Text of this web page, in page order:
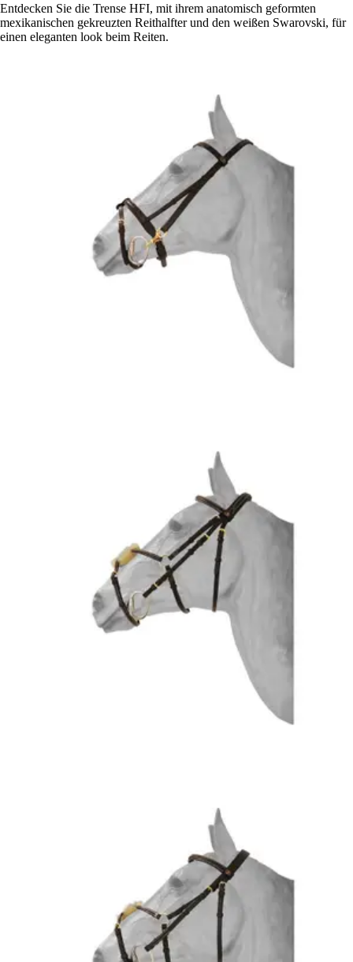
Entdecken Sie die Trense HFI, mit ihrem anatomisch geformten
mexikanischen gekreuzten Reithalfter und den weißen Swarovski, für
einen eleganten look beim Reiten.